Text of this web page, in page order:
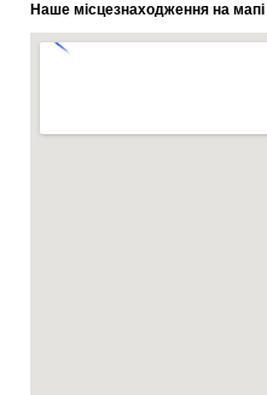
Наше місцезнаходження на